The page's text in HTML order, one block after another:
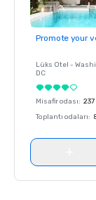
Promote your
Lüks Otel -
DC
Misafir odası: 237
Toplantı odaları: